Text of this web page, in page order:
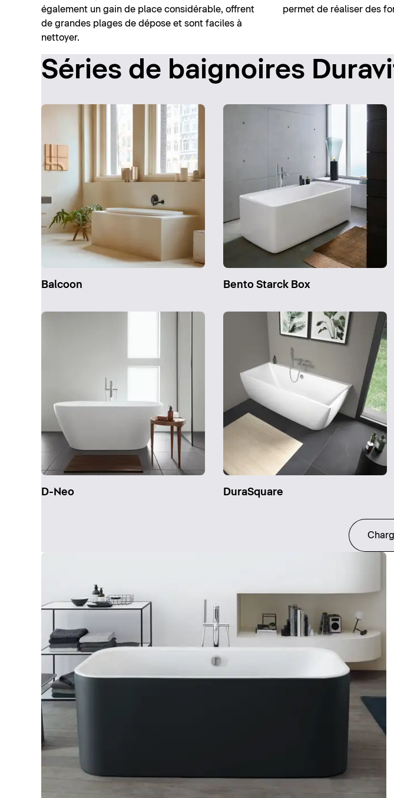
également un gain de place considérable, offrent
de grandes plages de dépose et sont faciles à
nettoyer.
permet de réaliser des
Séries de baignoires
Balcoon Bento Starck Box
D-Neo DuraSquare